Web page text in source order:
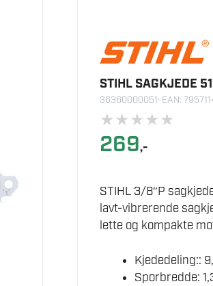
STIHL SAGKJEDE
36360000051· EAN:
★★★★★
269,-
STIHL 3/8″P
lavt-vibrerende
lette og kompakte
Kjededeling::
Sporbredde: